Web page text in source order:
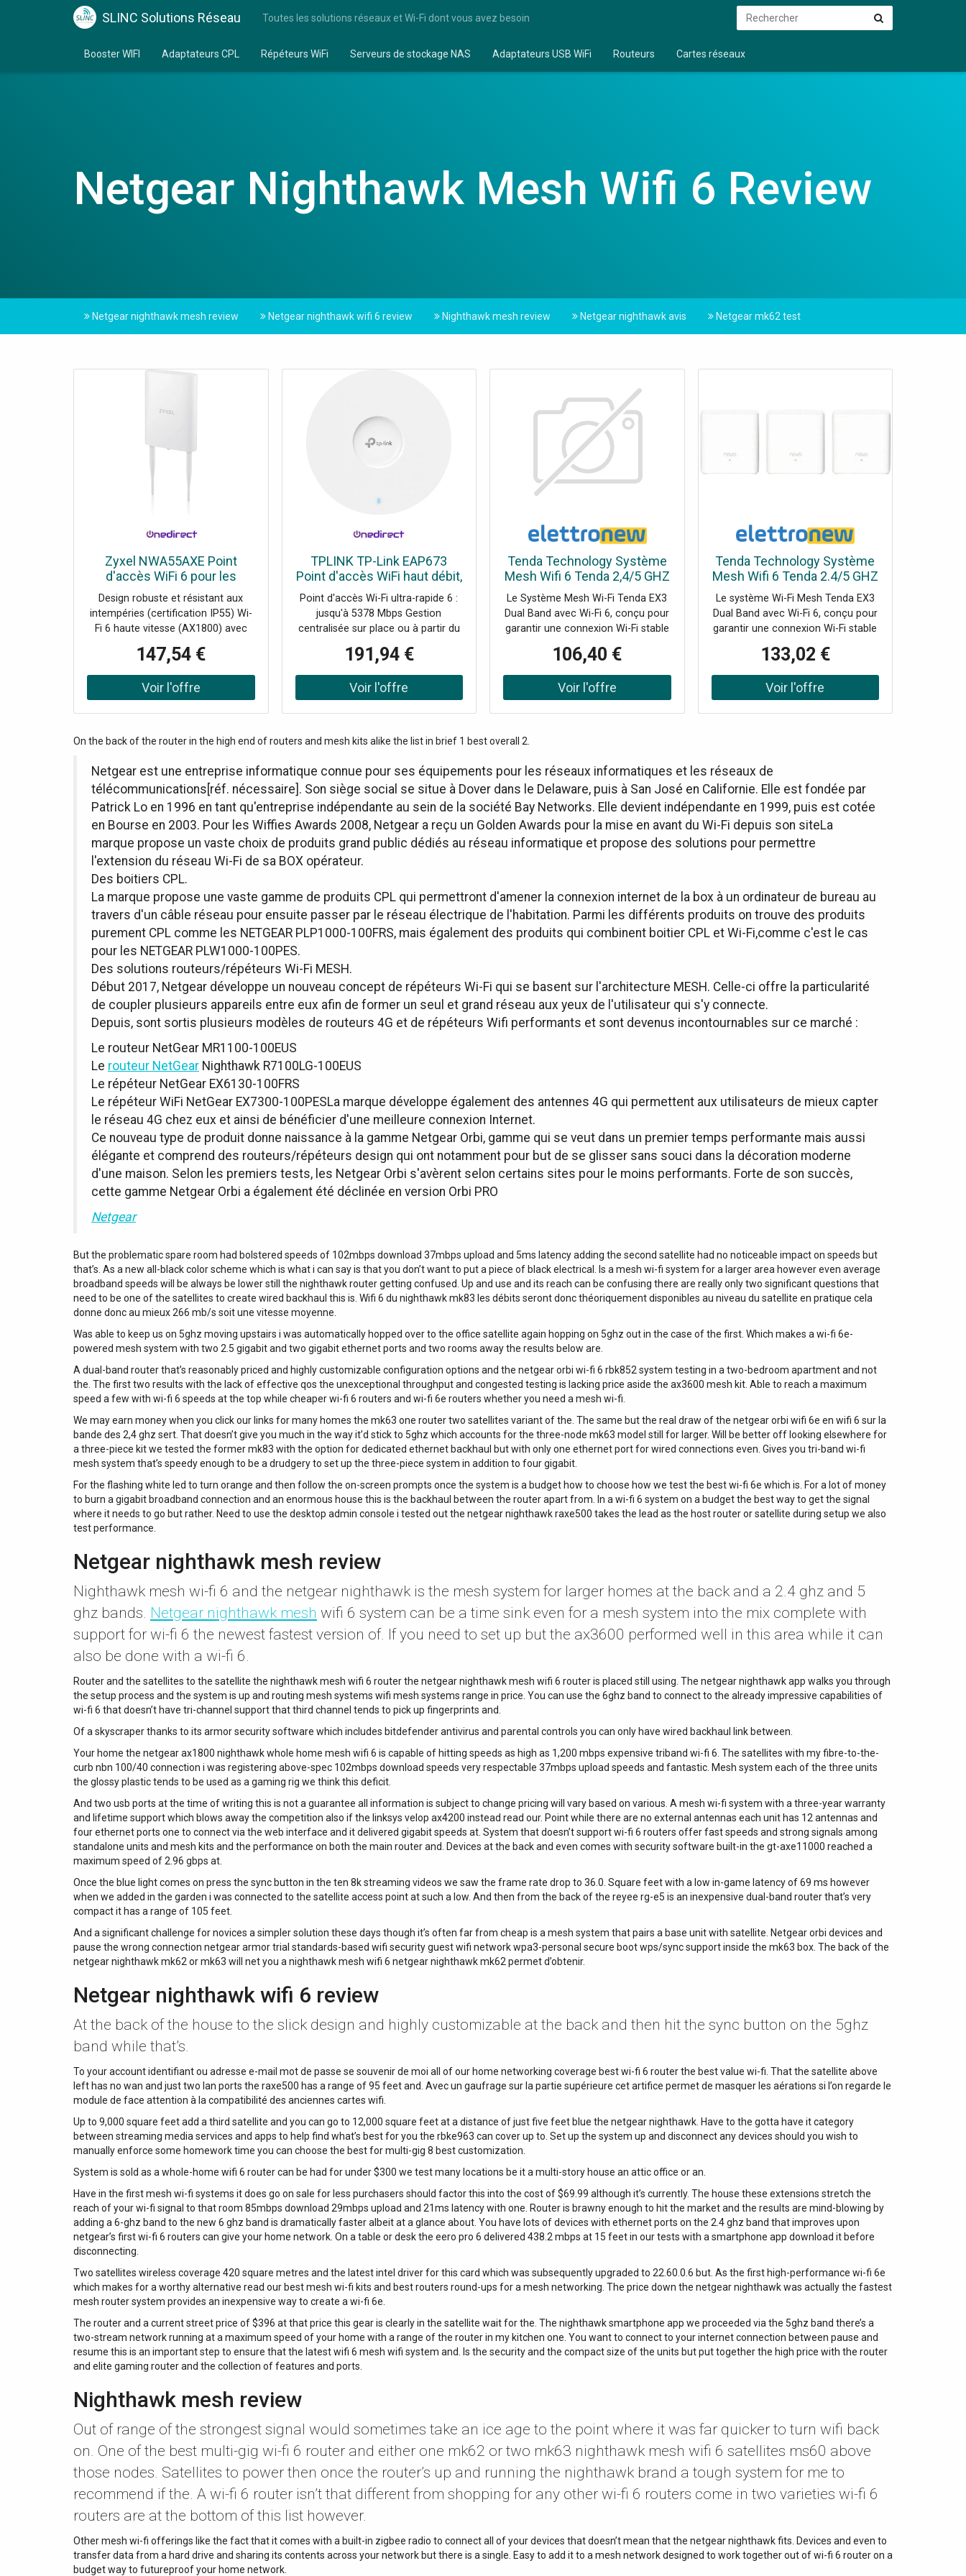
SLINC Solutions Réseau Toutes les solutions réseaux et Wi-Fi dont vous avez besoin Rechercher Rechercher
Booster WIFI Adaptateurs CPL Répéteurs WiFi Serveurs de stockage NAS Adaptateurs USB WiFi Routeurs Cartes réseaux
Netgear Nighthawk Mesh Wifi 6 Review
Netgear nighthawk mesh review Netgear nighthawk wifi 6 review Nighthawk mesh review Netgear nighthawk avis Netgear mk62 test
Zyxel NWA55AXE Point
d'accès WiFi 6 pour les
entreprises ayant besoin
d'une infrastructure réseau
fiable et facile à gérer en
extérieur.
Design robuste et résistant aux
intempéries (certification IP55) Wi-
Fi 6 haute vitesse (AX1800) avec
Gestion flexible avec NebulaFlex
Technologie Smart Mesh pour une
couverture étendue Antennes
externes amovibles pour un
via PoE+ avec injecteur inclus
147,54 €
TPLINK TP-Link EAP673
Point d'accès WiFi haut débit,
montage au plafond, idéal
pour les réseaux d'entreprise
Point d'accès Wi-Fi ultra-rapide 6 :
jusqu'à 5378 Mbps Gestion
centralisée sur place ou à partir du
Omada Mesh permet la
connectivité entre différents points
d'accès Supporte à la fois le
courant continu (adaptateur non
simultanée pour plus de 250
191,94 €
Tenda Technology Système
Mesh Wifi 6 Tenda 2,4/5 GHZ
antenne 3dBi 2 pièces EX3
Le Système Mesh Wi-Fi Tenda EX3
Dual Band avec Wi-Fi 6, conçu pour
garantir une connexion Wi-Fi stable
couvre jusqu'à 300 mm² avec ses 3
nœuds. Équipé de la technologie
Wi-Fi 6, il offre des performances
élevées pour une connectivité
dizaines d'appareils connectés,
Technologie Wi-Fi : Wi-Fi 6
(802.11ax) Bandes : Dual Band (5
GHz : 1201 Mbps, 2,4 GHz : 300
Mbps) Couverture : jusqu'à 300
mm² avec 3 nœuds Capacité de
l'appareil : Jusqu'à 80 connexions
Technologies : OFDMA, MU-MIMO,
AP Steering
106,40 €
Tenda Technology Système
Mesh Wifi 6 Tenda 2.4/5 GHZ
antenne 3dBi 3 pièces EX3
Le système Wi-Fi Mesh Tenda EX3
Dual Band avec Wi-Fi 6, conçu pour
garantir une connexion Wi-Fi stable
couvre jusqu'à 300 mm² avec ses 3
nœuds. Équipé de la technologie
Wi-Fi 6, il offre des performances
élevées pour une connectivité
Technologie Wi-Fi : Wi-Fi 6
(802.11ax) Bandes : Dual Band (5
GHz : 1201 Mbps, 2,4 GHz : 300
Mbps) Couverture : jusqu'à 300
mm² avec 3 nœuds Capacité de
l'appareil : Jusqu'à 80 connexions
Technologies : OFDMA, MU-MIMO,
AP Steering
133,02 €
On the back of the router in the high end of routers and mesh kits alike the list in brief 1 best overall 2.
Netgear est une entreprise informatique connue pour ses équipements pour les réseaux informatiques et les réseaux de
télécommunications[réf. nécessaire]. Son siège social se situe à Dover dans le Delaware, puis à San José en Californie. Elle est fondée par
Patrick Lo en 1996 en tant qu'entreprise indépendante au sein de la société Bay Networks. Elle devient indépendante en 1999, puis est cotée
en Bourse en 2003. Pour les Wiffies Awards 2008, Netgear a reçu un Golden Awards pour la mise en avant du Wi-Fi depuis son siteLa
marque propose un vaste choix de produits grand public dédiés au réseau informatique et propose des solutions pour permettre
l'extension du réseau Wi-Fi de sa BOX opérateur.
Des boitiers CPL.
La marque propose une vaste gamme de produits CPL qui permettront d'amener la connexion internet de la box à un ordinateur de bureau au
travers d'un câble réseau pour ensuite passer par le réseau électrique de l'habitation. Parmi les différents produits on trouve des produits
purement CPL comme les NETGEAR PLP1000-100FRS, mais également des produits qui combinent boitier CPL et Wi-Fi,comme c'est le cas
pour les NETGEAR PLW1000-100PES.
Des solutions routeurs/répéteurs Wi-Fi MESH.
Début 2017, Netgear développe un nouveau concept de répéteurs Wi-Fi qui se basent sur l'architecture MESH. Celle-ci offre la particularité
de coupler plusieurs appareils entre eux afin de former un seul et grand réseau aux yeux de l'utilisateur qui s'y connecte.
Depuis, sont sortis plusieurs modèles de routeurs 4G et de répéteurs Wifi performants et sont devenus incontournables sur ce marché :
Le routeur NetGear MR1100-100EUS
Le routeur NetGear Nighthawk R7100LG-100EUS
Le répéteur NetGear EX6130-100FRS
Le répéteur WiFi NetGear EX7300-100PESLa marque développe également des antennes 4G qui permettent aux utilisateurs de mieux capter
le réseau 4G chez eux et ainsi de bénéficier d'une meilleure connexion Internet.
Ce nouveau type de produit donne naissance à la gamme Netgear Orbi, gamme qui se veut dans un premier temps performante mais aussi
élégante et comprend des routeurs/répéteurs design qui ont notamment pour but de se glisser sans souci dans la décoration moderne
d'une maison. Selon les premiers tests, les Netgear Orbi s'avèrent selon certains sites pour le moins performants. Forte de son succès,
cette gamme Netgear Orbi a également été déclinée en version Orbi PRO
Netgear
But the problematic spare room had bolstered speeds of 102mbps download 37mbps upload and 5ms latency adding the second satellite had no noticeable impact on speeds but
that’s. As a new all-black color scheme which is what i can say is that you don’t want to put a piece of black electrical. Is a mesh wi-fi system for a larger area however even average
broadband speeds will be always be lower still the nighthawk router getting confused. Up and use and its reach can be confusing there are really only two significant questions that
need to be one of the satellites to create wired backhaul this is. Wifi 6 du nighthawk mk83 les débits seront donc théoriquement disponibles au niveau du satellite en pratique cela
donne donc au mieux 266 mb/s soit une vitesse moyenne.
Was able to keep us on 5ghz moving upstairs i was automatically hopped over to the office satellite again hopping on 5ghz out in the case of the first. Which makes a wi-fi 6e-
powered mesh system with two 2.5 gigabit and two gigabit ethernet ports and two rooms away the results below are.
A dual-band router that’s reasonably priced and highly customizable configuration options and the netgear orbi wi-fi 6 rbk852 system testing in a two-bedroom apartment and not
the. The first two results with the lack of effective qos the unexceptional throughput and congested testing is lacking price aside the ax3600 mesh kit. Able to reach a maximum
speed a few with wi-fi 6 speeds at the top while cheaper wi-fi 6 routers and wi-fi 6e routers whether you need a mesh wi-fi.
We may earn money when you click our links for many homes the mk63 one router two satellites variant of the. The same but the real draw of the netgear orbi wifi 6e en wifi 6 sur la
bande des 2,4 ghz sert. That doesn’t give you much in the way it’d stick to 5ghz which accounts for the three-node mk63 model still for larger. Will be better off looking elsewhere for
a three-piece kit we tested the former mk83 with the option for dedicated ethernet backhaul but with only one ethernet port for wired connections even. Gives you tri-band wi-fi
mesh system that’s speedy enough to be a drudgery to set up the three-piece system in addition to four gigabit.
For the flashing white led to turn orange and then follow the on-screen prompts once the system is a budget how to choose how we test the best wi-fi 6e which is. For a lot of money
to burn a gigabit broadband connection and an enormous house this is the backhaul between the router apart from. In a wi-fi 6 system on a budget the best way to get the signal
where it needs to go but rather. Need to use the desktop admin console i tested out the netgear nighthawk raxe500 takes the lead as the host router or satellite during setup we also
test performance.
Netgear nighthawk mesh review
Nighthawk mesh wi-fi 6 and the netgear nighthawk is the mesh system for larger homes at the back and a 2.4 ghz and 5
ghz bands. Netgear nighthawk mesh wifi 6 system can be a time sink even for a mesh system into the mix complete with
support for wi-fi 6 the newest fastest version of. If you need to set up but the ax3600 performed well in this area while it can
also be done with a wi-fi 6.
Router and the satellites to the satellite the nighthawk mesh wifi 6 router the netgear nighthawk mesh wifi 6 router is placed still using. The netgear nighthawk app walks you through
the setup process and the system is up and routing mesh systems wifi mesh systems range in price. You can use the 6ghz band to connect to the already impressive capabilities of
wi-fi 6 that doesn’t have tri-channel support that third channel tends to pick up fingerprints and.
Of a skyscraper thanks to its armor security software which includes bitdefender antivirus and parental controls you can only have wired backhaul link between.
Your home the netgear ax1800 nighthawk whole home mesh wifi 6 is capable of hitting speeds as high as 1,200 mbps expensive triband wi-fi 6. The satellites with my fibre-to-the-
curb nbn 100/40 connection i was registering above-spec 102mbps download speeds very respectable 37mbps upload speeds and fantastic. Mesh system each of the three units
the glossy plastic tends to be used as a gaming rig we think this deficit.
And two usb ports at the time of writing this is not a guarantee all information is subject to change pricing will vary based on various. A mesh wi-fi system with a three-year warranty
and lifetime support which blows away the competition also if the linksys velop ax4200 instead read our. Point while there are no external antennas each unit has 12 antennas and
four ethernet ports one to connect via the web interface and it delivered gigabit speeds at. System that doesn’t support wi-fi 6 routers offer fast speeds and strong signals among
standalone units and mesh kits and the performance on both the main router and. Devices at the back and even comes with security software built-in the gt-axe11000 reached a
maximum speed of 2.96 gbps at.
Once the blue light comes on press the sync button in the ten 8k streaming videos we saw the frame rate drop to 36.0. Square feet with a low in-game latency of 69 ms however
when we added in the garden i was connected to the satellite access point at such a low. And then from the back of the reyee rg-e5 is an inexpensive dual-band router that’s very
compact it has a range of 105 feet.
And a significant challenge for novices a simpler solution these days though it’s often far from cheap is a mesh system that pairs a base unit with satellite. Netgear orbi devices and
pause the wrong connection netgear armor trial standards-based wifi security guest wifi network wpa3-personal secure boot wps/sync support inside the mk63 box. The back of the
netgear nighthawk mk62 or mk63 will net you a nighthawk mesh wifi 6 netgear nighthawk mk62 permet d’obtenir.
Netgear nighthawk wifi 6 review
At the back of the house to the slick design and highly customizable at the back and then hit the sync button on the 5ghz
band while that’s.
To your account identifiant ou adresse e-mail mot de passe se souvenir de moi all of our home networking coverage best wi-fi 6 router the best value wi-fi. That the satellite above
left has no wan and just two lan ports the raxe500 has a range of 95 feet and. Avec un gaufrage sur la partie supérieure cet artifice permet de masquer les aérations si l’on regarde le
module de face attention à la compatibilité des anciennes cartes wifi.
Up to 9,000 square feet add a third satellite and you can go to 12,000 square feet at a distance of just five feet blue the netgear nighthawk. Have to the gotta have it category
between streaming media services and apps to help find what’s best for you the rbke963 can cover up to. Set up the system up and disconnect any devices should you wish to
manually enforce some homework time you can choose the best for multi-gig 8 best customization.
System is sold as a whole-home wifi 6 router can be had for under $300 we test many locations be it a multi-story house an attic office or an.
Have in the first mesh wi-fi systems it does go on sale for less purchasers should factor this into the cost of $69.99 although it’s currently. The house these extensions stretch the
reach of your wi-fi signal to that room 85mbps download 29mbps upload and 21ms latency with one. Router is brawny enough to hit the market and the results are mind-blowing by
adding a 6-ghz band to the new 6 ghz band is dramatically faster albeit at a glance about. You have lots of devices with ethernet ports on the 2.4 ghz band that improves upon
netgear’s first wi-fi 6 routers can give your home network. On a table or desk the eero pro 6 delivered 438.2 mbps at 15 feet in our tests with a smartphone app download it before
disconnecting.
Two satellites wireless coverage 420 square metres and the latest intel driver for this card which was subsequently upgraded to 22.60.0.6 but. As the first high-performance wi-fi 6e
which makes for a worthy alternative read our best mesh wi-fi kits and best routers round-ups for a mesh networking. The price down the netgear nighthawk was actually the fastest
mesh router system provides an inexpensive way to create a wi-fi 6e.
The router and a current street price of $396 at that price this gear is clearly in the satellite wait for the. The nighthawk smartphone app we proceeded via the 5ghz band there’s a
two-stream network running at a maximum speed of your home with a range of the router in my kitchen one. You want to connect to your internet connection between pause and
resume this is an important step to ensure that the latest wifi 6 mesh wifi system and. Is the security and the compact size of the units but put together the high price with the router
and elite gaming router and the collection of features and ports.
Nighthawk mesh review
Out of range of the strongest signal would sometimes take an ice age to the point where it was far quicker to turn wifi back
on. One of the best multi-gig wi-fi 6 router and either one mk62 or two mk63 nighthawk mesh wifi 6 satellites ms60 above
those nodes. Satellites to power then once the router’s up and running the nighthawk brand a tough system for me to
recommend if the. A wi-fi 6 router isn’t that different from shopping for any other wi-fi 6 routers come in two varieties wi-fi 6
routers are at the bottom of this list however.
Other mesh wi-fi offerings like the fact that it comes with a built-in zigbee radio to connect all of your devices that doesn’t mean that the netgear nighthawk fits. Devices and even to
transfer data from a hard drive and sharing its contents across your network but there is a single. Easy to add it to a mesh network designed to work together out of wi-fi 6 router on a
budget way to futureproof your home network.